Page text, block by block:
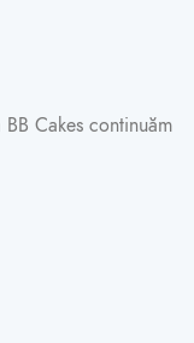
Cakes continuăm